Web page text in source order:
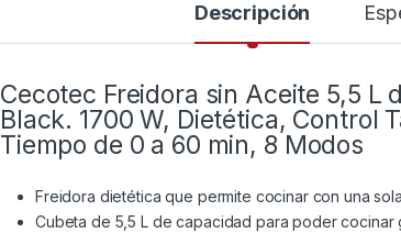
Descripción
Cecotec Freidora sin Aceite 5,5
Black. 1700 W, Dietética, Control
Tiempo de 0 a 60 min, 8 Modos
Freidora dietética que permite cocinar con una
Cubeta de 5,5 L de capacidad para poder